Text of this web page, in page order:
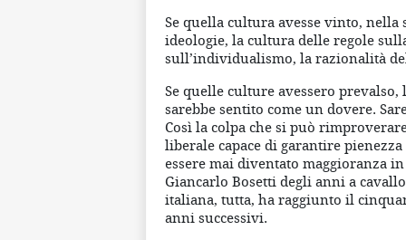
Se quella cultura avesse vinto,
ideologie, la cultura delle regole
sull’individualismo, la razionalità
Se quelle culture avessero prevalso,
sarebbe sentito come un dovere.
Così la colpa che si può
liberale capace di garantire
essere mai diventato maggioranza
Giancarlo Bosetti degli anni a
italiana, tutta, ha raggiunto il
anni successivi.